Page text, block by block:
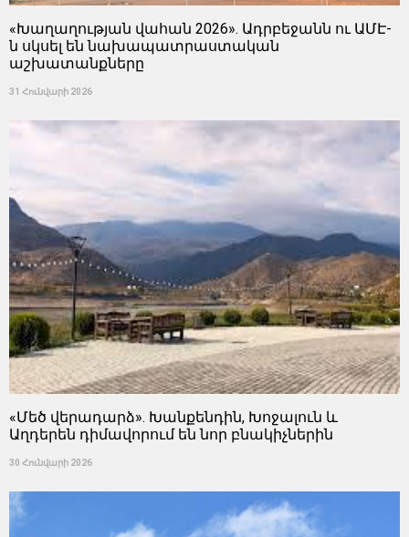
«Խաղաղության վահան 2026». Ադրբեջանն ու ԱՄԷ-
ն սկսել են նախապատրաստական ​​
աշխատանքները
31 Հունվարի 2026
«Մեծ վերադարձ». Խանքենդին, Խոջալուն և
Աղդերեն դիմավորում են նոր բնակիչներին
30 Հունվարի 2026